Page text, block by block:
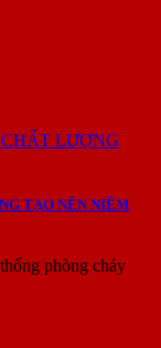
TẠO NÊN NIỀM
phòng cháy